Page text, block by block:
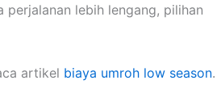
lebih lengang, pilihan
artikel biaya umroh low season.